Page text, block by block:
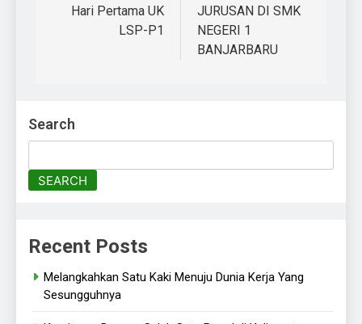
Hari Pertama UK
LSP-P1
JURUSAN DI SMK
NEGERI 1
BANJARBARU
Search
SEARCH
Recent Posts
Melangkahkan Satu Kaki Menuju Dunia Kerja Yang
Sesungguhnya